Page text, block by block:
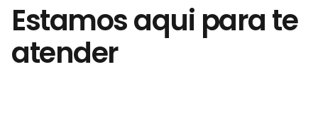
Estamos aqui para te
atender